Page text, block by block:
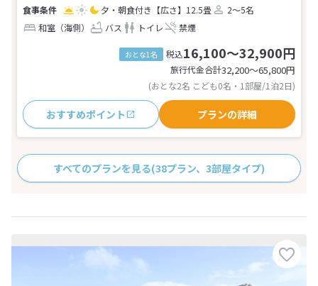
夕・朝食付き 【広さ】12.5畳
2～5名
和室（海側）
バス トイレ 禁煙
おとな1名 税込16,100～32,900円
旅行代金合計32,200〜65,800円
(おとな2名 こども0名・1部屋/1泊2日)
おすすめポイント プランの詳細
すべてのプランを見る(38プラン、3部屋タイプ)